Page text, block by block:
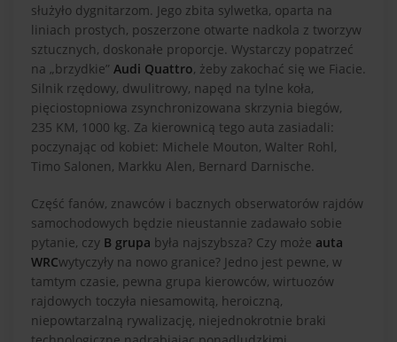
służyło dygnitarzom. Jego zbita sylwetka, oparta na
liniach prostych, poszerzone otwarte nadkola z tworzyw
sztucznych, doskonałe proporcje. Wystarczy popatrzeć
na „brzydkie” Audi Quattro, żeby zakochać się we Fiacie.
Silnik rzędowy, dwulitrowy, napęd na tylne koła,
pięciostopniowa zsynchronizowana skrzynia biegów,
235 KM, 1000 kg. Za kierownicą tego auta zasiadali:
poczynając od kobiet: Michele Mouton, Walter Rohl,
Timo Salonen, Markku Alen, Bernard Darnische.
Część fanów, znawców i bacznych obserwatorów rajdów
samochodowych będzie nieustannie zadawało sobie
pytanie, czy B grupa była najszybsza? Czy może auta
WRCwytyczyły na nowo granice? Jedno jest pewne, w
tamtym czasie, pewna grupa kierowców, wirtuozów
rajdowych toczyła niesamowitą, heroiczną,
niepowtarzalną rywalizację, niejednokrotnie braki